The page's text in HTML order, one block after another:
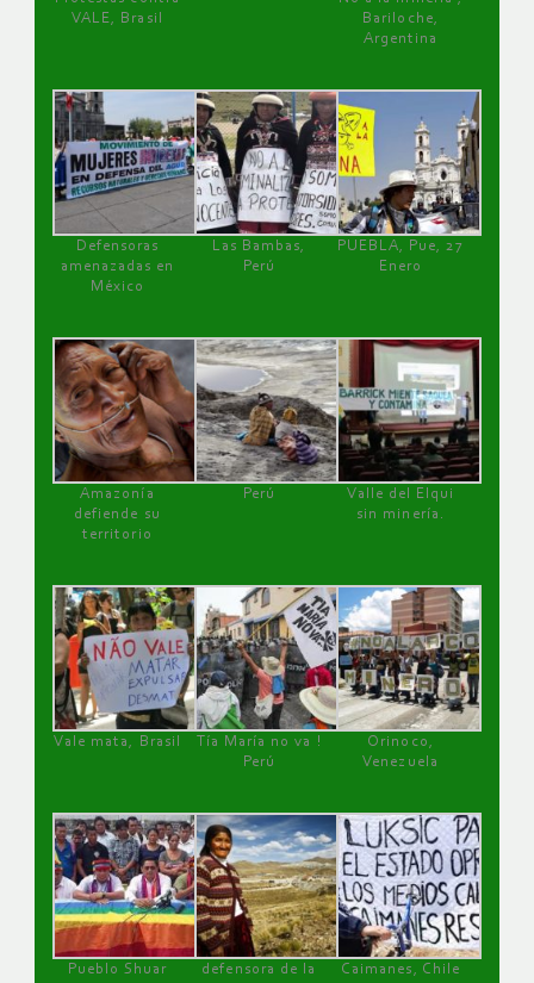
VALE, Brasil
Bariloche,
Argentina
Defensoras
amenazadas en
México
Las Bambas,
Perú
PUEBLA, Pue, 27
Enero
Amazonía
defiende su
territorio
Perú
Valle del Elqui
sin minería.
Vale mata, Brasil
Tía María no va !
Perú
Orinoco,
Venezuela
Pueblo Shuar
defensora de la
Caimanes, Chile